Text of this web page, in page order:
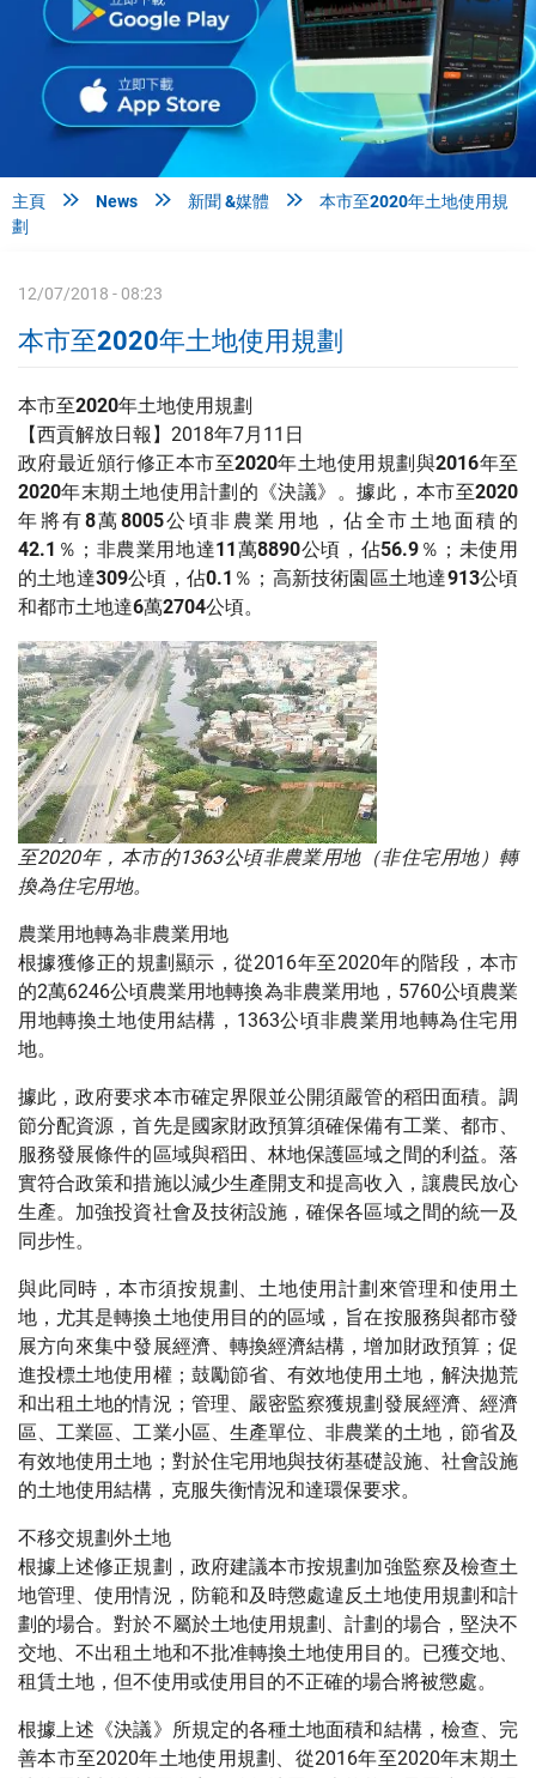
主頁  News  新聞 &媒體 
本市至2020年土地使用規
劃
12/07/2018 - 08:23
本市至2020年土地使用規劃
本市至2020年土地使用規劃
【西貢解放日報】2018年7月11日
政府最近頒行修正本市至2020年土地使用規劃與2016年至
2020年末期土地使用計劃的《決議》。據此，本市至2020
年將有8萬8005公頃非農業用地，佔全市土地面積的
42.1％；非農業用地達11萬8890公頃，佔56.9％；未使用
的土地達309公頃，佔0.1％；高新技術園區土地達913公頃
和都市土地達6萬2704公頃。
至2020年，本市的1363公頃非農業用地（非住宅用地）轉
換為住宅用地。
農業用地轉為非農業用地
根據獲修正的規劃顯示，從2016年至2020年的階段，本市
的2萬6246公頃農業用地轉換為非農業用地，5760公頃農業
用地轉換土地使用結構，1363公頃非農業用地轉為住宅用
地。
據此，政府要求本市確定界限並公開須嚴管的稻田面積。調
節分配資源，首先是國家財政預算須確保備有工業、都市、
服務發展條件的區域與稻田、林地保護區域之間的利益。落
實符合政策和措施以減少生產開支和提高收入，讓農民放心
生產。加強投資社會及技術設施，確保各區域之間的統一及
同步性。
與此同時，本市須按規劃、土地使用計劃來管理和使用土
地，尤其是轉換土地使用目的的區域，旨在按服務與都市發
展方向來集中發展經濟、轉換經濟結構，增加財政預算；促
進投標土地使用權；鼓勵節省、有效地使用土地，解決拋荒
和出租土地的情況；管理、嚴密監察獲規劃發展經濟、經濟
區、工業區、工業小區、生產單位、非農業的土地，節省及
有效地使用土地；對於住宅用地與技術基礎設施、社會設施
的土地使用結構，克服失衡情況和達環保要求。
不移交規劃外土地
根據上述修正規劃，政府建議本市按規劃加強監察及檢查土
地管理、使用情況，防範和及時懲處違反土地使用規劃和計
劃的場合。對於不屬於土地使用規劃、計劃的場合，堅決不
交地、不出租土地和不批准轉換土地使用目的。已獲交地、
租賃土地，但不使用或使用目的不正確的場合將被懲處。
根據上述《決議》所規定的各種土地面積和結構，檢查、完
善本市至2020年土地使用規劃、從2016年至2020年末期土